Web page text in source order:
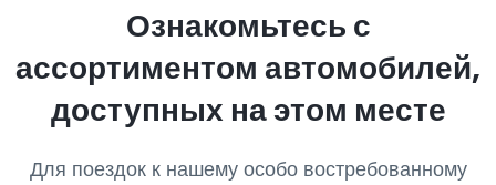
Ознакомьтесь с
ассортиментом автомобилей,
доступных на этом месте
Для поездок к нашему особо востребованному